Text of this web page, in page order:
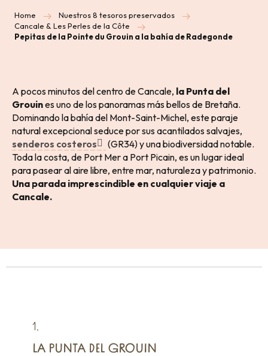
Home
Nuestros 8 tesoros preservados
Cancale & Les Perles de la Côte
Pepitas de la Pointe du Grouin a la bahía de Radegonde
A pocos minutos del centro de Cancale, la Punta del
Grouines uno de los panoramas más bellos de Bretaña.
Dominando la bahía del Mont-Saint-Michel, este paraje
natural excepcional seduce por sus acantilados salvajes,
senderos costeros
(GR34) y una biodiversidad notable.
Toda la costa, de Port Mer a Port Picain, es un lugar ideal
para pasear al aire libre, entre mar, naturaleza y patrimonio.
Una parada imprescindible en cualquier viaje a
Cancale.
1.
LA PUNTA DEL GROUIN